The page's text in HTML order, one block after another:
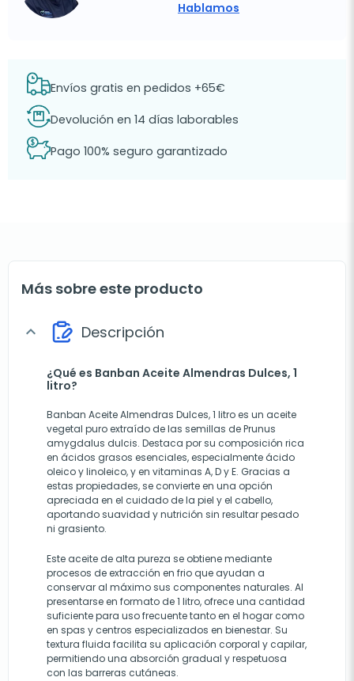
Hablamos
Envíos gratis en pedidos +65€
Devolución en 14 días laborables
Pago 100% seguro garantizado
Más sobre este producto
expand_more Descripción
¿Qué es Banban Aceite Almendras Dulces, 1
litro?
Banban Aceite Almendras Dulces, 1 litro es un aceite
vegetal puro extraído de las semillas de Prunus
amygdalus dulcis. Destaca por su composición rica
en ácidos grasos esenciales, especialmente ácido
oleico y linoleico, y en vitaminas A, D y E. Gracias a
estas propiedades, se convierte en una opción
apreciada en el cuidado de la piel y el cabello,
aportando suavidad y nutrición sin resultar pesado
ni grasiento.
Este aceite de alta pureza se obtiene mediante
procesos de extracción en frio que ayudan a
conservar al máximo sus componentes naturales. Al
presentarse en formato de 1 litro, ofrece una cantidad
suficiente para uso frecuente tanto en el hogar como
en spas y centros especializados en bienestar. Su
textura fluida facilita su aplicación corporal y capilar,
permitiendo una absorción gradual y respetuosa
con las barreras cutáneas.